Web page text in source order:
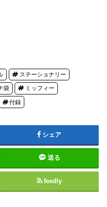
ステーショナリー
袋 ミッフィー
付録
シェア
送る
feedly